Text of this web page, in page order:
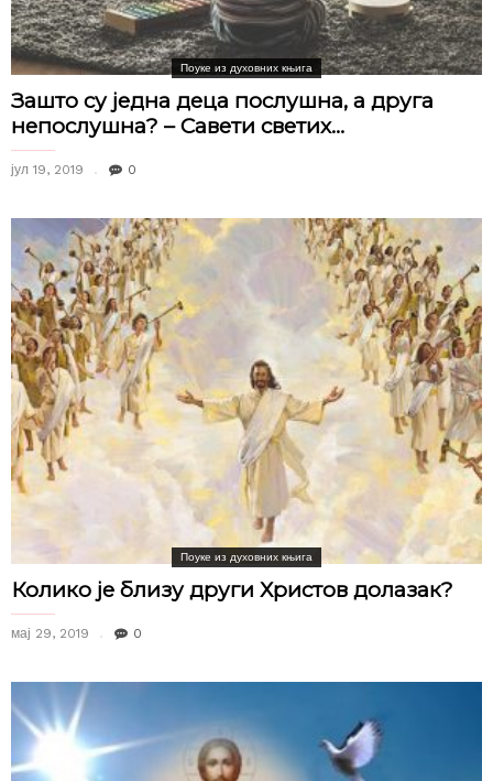
Поуке из духовних књига
Зашто су једна деца послушна, а друга
непослушна? – Савети светих...
јул 19, 2019 0
Поуке из духовних књига
Колико је близу други Христов долазак?
мај 29, 2019 0